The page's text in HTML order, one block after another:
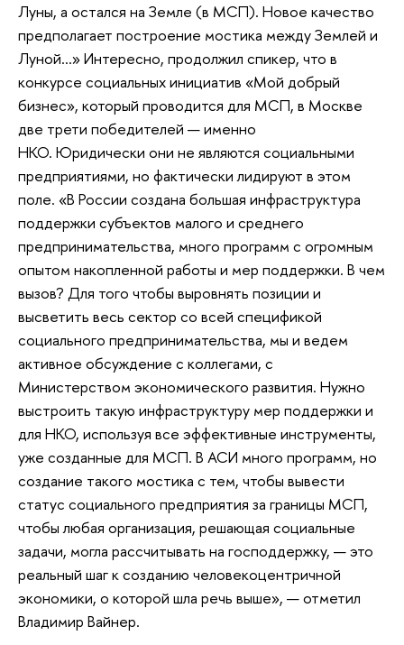
Луны, а остался на Земле (в МСП). Новое качество
предполагает построение мостика между Землей и
Луной…» Интересно, продолжил спикер, что в
конкурсе социальных инициатив «Мой добрый
бизнес», который проводится для МСП, в Москве
две трети победителей — именно
НКО. Юридически они не являются социальными
предприятиями, но фактически лидируют в этом
поле. «В России создана большая инфраструктура
поддержки субъектов малого и среднего
предпринимательства, много программ с огромным
опытом накопленной работы и мер поддержки. В чем
вызов? Для того чтобы выровнять позиции и
высветить весь сектор со всей спецификой
социального предпринимательства, мы и ведем
активное обсуждение с коллегами, с
Министерством экономического развития. Нужно
выстроить такую инфраструктуру мер поддержки и
для НКО, используя все эффективные инструменты,
уже созданные для МСП. В АСИ много программ, но
создание такого мостика с тем, чтобы вывести
статус социального предприятия за границы МСП,
чтобы любая организация, решающая социальные
задачи, могла рассчитывать на господдержку, — это
реальный шаг к созданию человекоцентричной
экономики, о которой шла речь выше», — отметил
Владимир Вайнер.